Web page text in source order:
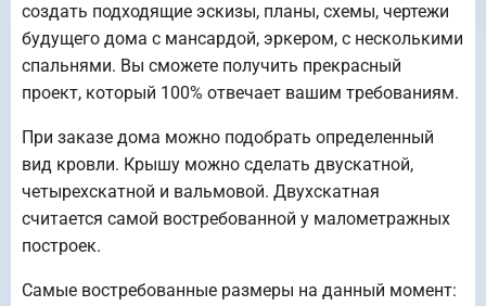
создать подходящие эскизы, планы, схемы, чертежи
будущего дома с мансардой, эркером, с несколькими
спальнями. Вы сможете получить прекрасный
проект, который 100% отвечает вашим требованиям.
При заказе дома можно подобрать определенный
вид кровли. Крышу можно сделать двускатной,
четырехскатной и вальмовой. Двухскатная
считается самой востребованной у малометражных
построек.
Самые востребованные размеры на данный момент: